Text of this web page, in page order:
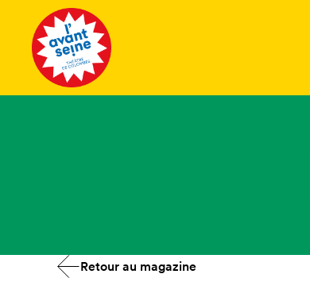
Retour au magazine